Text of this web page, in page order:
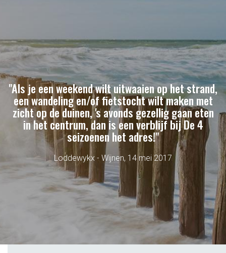
"Als je een weekend wilt uitwaaien op het strand,
een wandeling en/of fietstocht wilt maken met
zicht op de duinen, 's avonds gezellig gaan eten
in het centrum, dan is een verblijf bij De 4
seizoenen het adres!"
Loddewykx - Wijnen, 14 mei 2017